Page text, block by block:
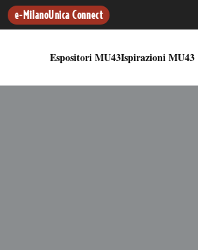
e-MilanoUnica Connect
Espositori MU43Ispirazioni MU43